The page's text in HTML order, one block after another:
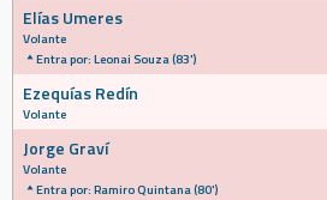
Elías Umeres
Volante
Entra por: Leonai Souza (83')
Ezequías Redín
Volante
Jorge Graví
Volante
Entra por: Ramiro Quintana (80')